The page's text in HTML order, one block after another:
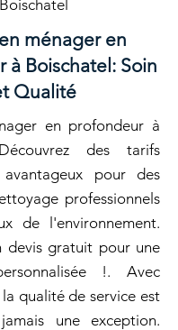
ménager en
à Boischatel: Soin
Qualité
en profondeur à
des tarifs
avantageux pour des
professionnels
de l'environnement.
devis gratuit pour une
!. Avec
qualité de service est
une exception.